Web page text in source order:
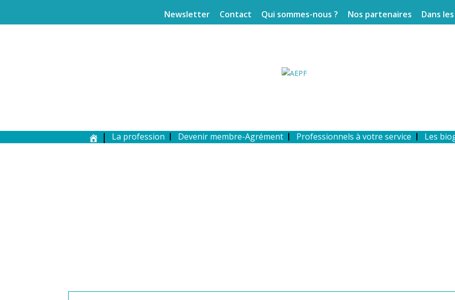
Newsletter Contact Qui sommes-nous ? Nos partenaires Dans
La profession Devenir membre-Agrément Professionnels à votre service Les